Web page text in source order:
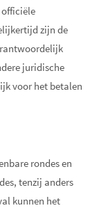
officiële
zijn de
juridische
voor het betalen
rondes en
tenzij anders
kunnen het